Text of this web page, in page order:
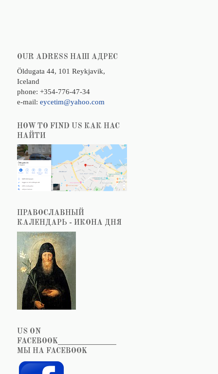
OUR ADRESS НАШ АДРЕС
Öldugata 44, 101 Reykjavik,
Iceland
phone: +354-776-47-34
e-mail: eycetim@yahoo.com
HOW TO FIND US КАК НАС
НАЙТИ
ПРАВОСЛАВНЫЙ
КАЛЕНДАРЬ - ИКОНА ДНЯ
US ON
FACEBOOK_______________
МЫ НА FACEBOOK